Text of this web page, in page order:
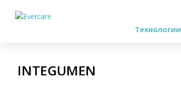
Технологии
INTEGUMEN